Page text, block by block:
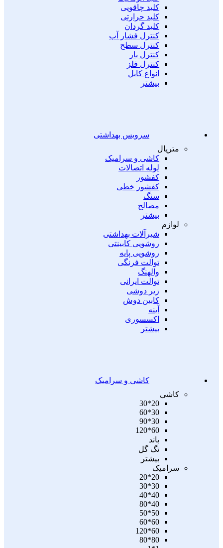
کلید چاقویی
کلید حرارتی
کلید گردان
کنترل فشار آب
کنترل سطح
کنترل بار
کنترل فلز
انواع کابل
بیشتر
سرویس بهداشتی
متریال
کاشی و سرامیک
لوله اتصالات
کفشور
کفشور خطی
سنگ
مصالح
بیشتر
لوازم
شیرآلات بهداشتی
روشویی کابینتی
روشویی پایه
توالت فرنگی
والهنگ
توالت ایرانی
زیر دوشی
کابین دوش
آینه
اکسسوری
بیشتر
کاشی و سرامیک
کاشی
20*30
30*60
30*90
60*120
باند
تگ گل
بیشتر
سرامیک
20*20
30*30
40*40
40*80
50*50
60*60
60*120
80*80